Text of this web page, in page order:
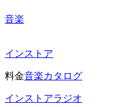
音楽
インストア
料金音楽カタログ
インストアラジオ